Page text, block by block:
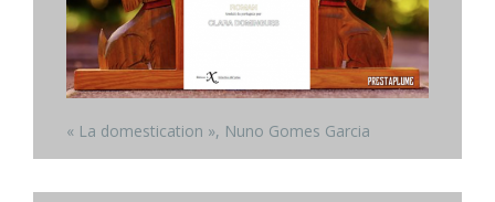
« La domestication », Nuno Gomes Garcia